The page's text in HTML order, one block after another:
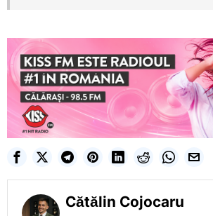
Cătălin Cojocaru